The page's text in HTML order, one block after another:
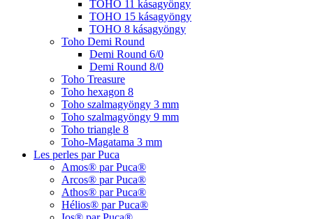
TOHO 11 kásagyöngy
TOHO 15 kásagyöngy
TOHO 8 kásagyöngy
Toho Demi Round
Demi Round 6/0
Demi Round 8/0
Toho Treasure
Toho hexagon 8
Toho szalmagyöngy 3 mm
Toho szalmagyöngy 9 mm
Toho triangle 8
Toho-Magatama 3 mm
Les perles par Puca
Amos® par Puca®
Arcos® par Puca®
Athos® par Puca®
Hélios® par Puca®